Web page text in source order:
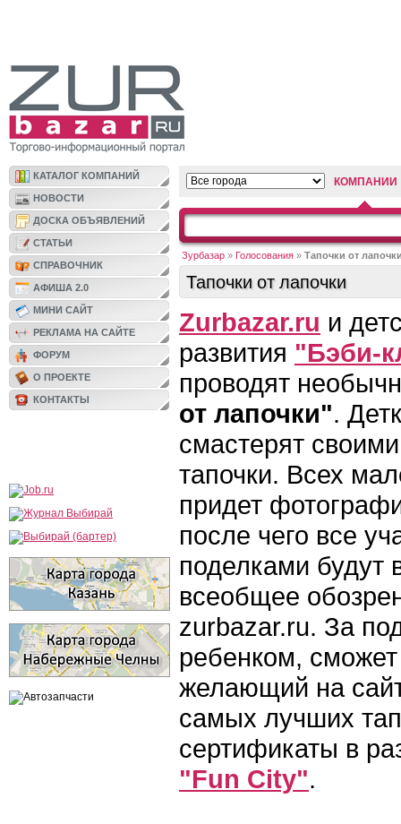
КАТАЛОГ КОМПАНИЙ
НОВОСТИ
ДОСКА ОБЪЯВЛЕНИЙ
СТАТЬИ
СПРАВОЧНИК
АФИША 2.0
МИНИ САЙТ
РЕКЛАМА НА САЙТЕ
ФОРУМ
О ПРОЕКТЕ
КОНТАКТЫ
КОМПАНИИ
Зурбазар » Голосования » Тапочки от
Тапочки от лапочки
Zurbazar.ru и
развития "Бэби-
проводят
от лапочки".
смастерят
тапочки. Всех
придет
после чего все
поделками будут
всеобщее
zurbazar.ru. За
ребенком,
желающий на
самых лучших
сертификаты в
"Fun City".